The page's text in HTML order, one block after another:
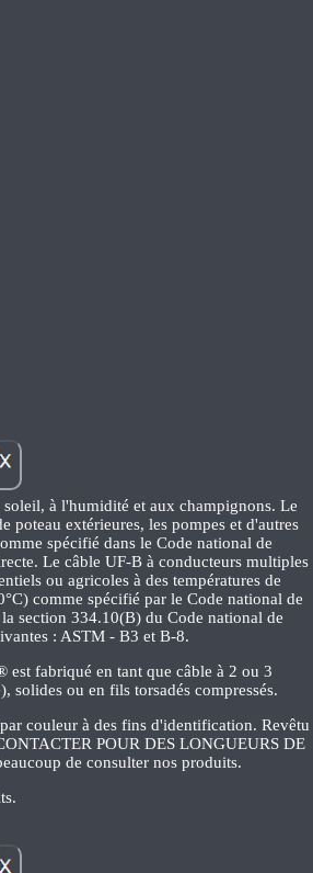
à l'humidité et aux champignons. Le
poteau extérieures, les pompes et d'autres
spécifié dans le Code national de
Le câble UF-B à conducteurs multiples
ou agricoles à des températures de
comme spécifié par le Code national de
section 334.10(B) du Code national de
: ASTM - B3 et B-8.
fabriqué en tant que câble à 2 ou 3
solides ou en fils torsadés compressés.
couleur à des fins d'identification. Revêtu
POUR DES LONGUEURS DE
de consulter nos produits.